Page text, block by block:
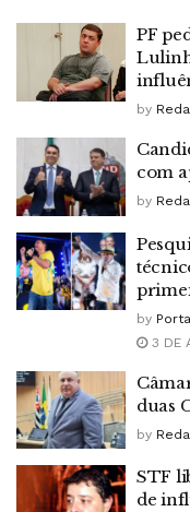
PF
by
com
by
by
3 DE
duas
by
STF
de